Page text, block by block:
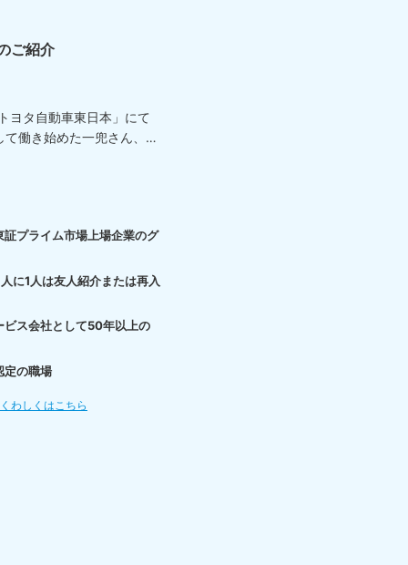
ご紹介
ヨタ自動車東日本」にて
働き始めた一兜さん、
証プライム市場上場企業のグ
に1人は友人紹介または再入
ビス会社として50年以上の
定の職場
わしくはこちら